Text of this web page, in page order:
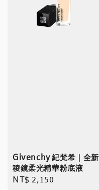
Givenchy 紀梵希｜全新
稜鏡柔光精華粉底液
Regular
NT$ 2,150